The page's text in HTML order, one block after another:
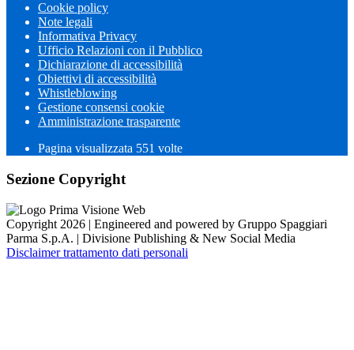
Cookie policy
Note legali
Informativa Privacy
Ufficio Relazioni con il Pubblico
Dichiarazione di accessibilità
Obiettivi di accessibilità
Whistleblowing
Gestione consensi cookie
Amministrazione trasparente
Pagina visualizzata 551 volte
Sezione Copyright
Copyright 2026 | Engineered and powered by Gruppo Spaggiari
Parma S.p.A. | Divisione Publishing & New Social Media
Disclaimer trattamento dati personali